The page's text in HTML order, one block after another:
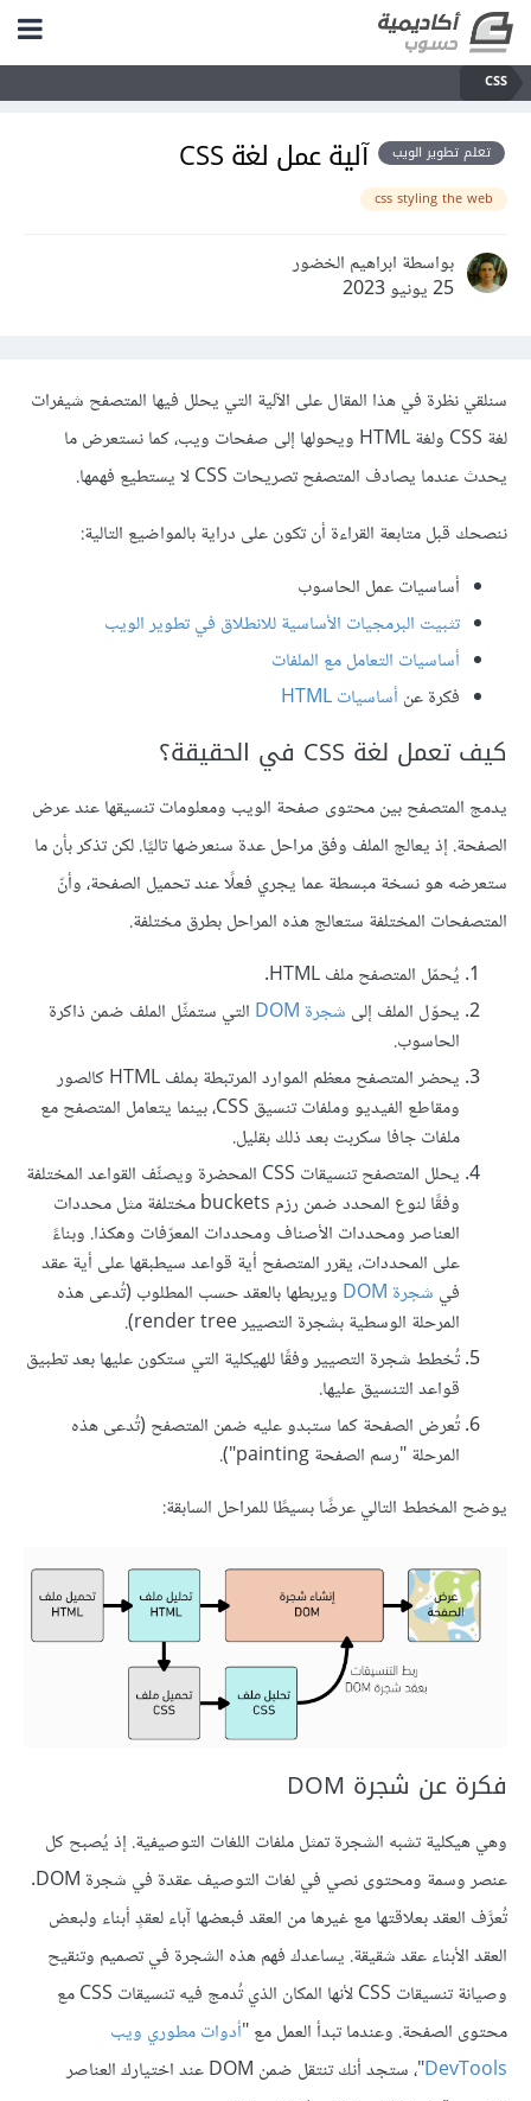
CSS
تعلم تطوير الويب آلية عمل لغة CSS
css styling the web
بواسطة ابراهيم الخضور
25 يونيو 2023
سنلقي نظرة في هذا المقال على الآلية التي يحلل فيها المتصفح شيفرات
لغة CSS ولغة HTML ويحولها إلى صفحات ويب، كما نستعرض ما
يحدث عندما يصادف المتصفح تصريحات CSS لا يستطيع فهمها.
ننصحك قبل متابعة القراءة أن تكون على دراية بالمواضيع التالية:
أساسيات عمل الحاسوب
تثبيت البرمجيات الأساسية للانطلاق في تطوير الويب
أساسيات التعامل مع الملفات
فكرة عن أساسيات HTML
كيف تعمل لغة CSS في الحقيقة؟
يدمج المتصفح بين محتوى صفحة الويب ومعلومات تنسيقها عند عرض
الصفحة. إذ يعالج الملف وفق مراحل عدة سنعرضها تاليًا. لكن تذكر بأن ما
ستعرضه هو نسخة مبسطة عما يجري فعلًا عند تحميل الصفحة، وأنّ
المتصفحات المختلفة ستعالج هذه المراحل بطرق مختلفة.
يُحمّل المتصفح ملف HTML.
يحوّل الملف إلى شجرة DOM
التي ستمثِّل الملف ضمن ذاكرة
الحاسوب.
يحضر المتصفح معظم الموارد المرتبطة بملف HTML كالصور
ومقاطع الفيديو وملفات تنسيق CSS، بينما يتعامل المتصفح مع
ملفات جافا سكربت بعد ذلك بقليل.
يحلل المتصفح تنسيقات CSS المحضرة ويصنِّف القواعد المختلفة
وفقًا لنوع المحدد ضمن رزم buckets مختلفة مثل محددات
العناصر ومحددات الأصناف ومحددات المعرّفات وهكذا. وبناءً
على المحددات، يقرر المتصفح أية قواعد سيطبقها على أية عقد
في شجرة DOM
ويربطها بالعقد حسب المطلوب (تُدعى هذه
المرحلة الوسطية بشجرة التصيير render tree).
تُخطط شجرة التصيير وفقًا للهيكلية التي ستكون عليها بعد تطبيق
قواعد التنسيق عليها.
تُعرض الصفحة كما ستبدو عليه ضمن المتصفح (تُدعى هذه
المرحلة "رسم الصفحة painting").
يوضح المخطط التالي عرضًا بسيطًا للمراحل السابقة:
فكرة عن شجرة DOM
وهي هيكلية تشبه الشجرة تمثل ملفات اللغات التوصيفية. إذ يُصبح كل
عنصر وسمة ومحتوى نصي في لغات التوصيف عقدة في شجرة DOM.
تُعرَّف العقد بعلاقتها مع غيرها من العقد فبعضها آباء لعقدٍ أبناء ولبعض
العقد الأبناء عقد شقيقة. يساعدك فهم هذه الشجرة في تصميم وتنقيح
وصيانة تنسيقات CSS لأنها المكان الذي تُدمج فيه تنسيقات CSS مع
محتوى الصفحة. وعندما تبدأ العمل مع "أدوات مطوري ويب
DevTools
"، ستجد أنك تنتقل ضمن DOM عند اختيارك العناصر